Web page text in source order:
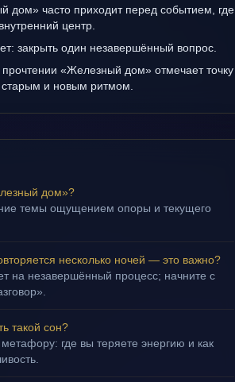
дом» часто приходит перед событием, где
центр.
закрыть один незавершённый вопрос.
прочтении «Железный дом» отмечает точку
и новым ритмом.
дом»?
темы ощущением опоры и текущего
несколько ночей — это важно?
на незавершённый процесс; начните с
такой сон?
где вы теряете энергию и как